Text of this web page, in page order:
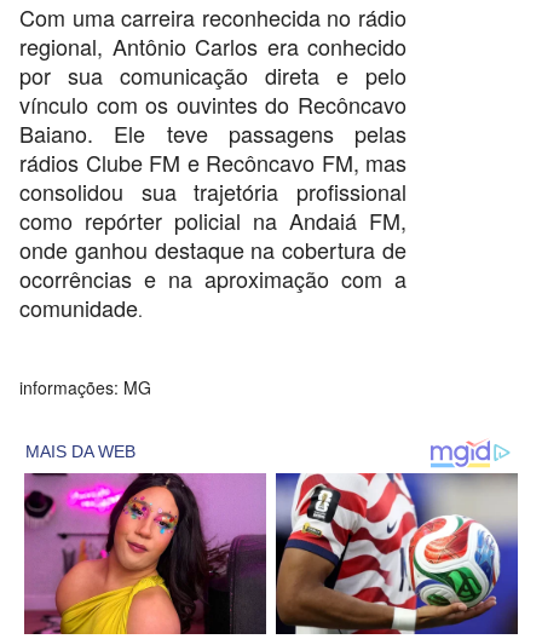
Com uma carreira reconhecida no rádio
regional, Antônio Carlos era conhecido
por sua comunicação direta e pelo
vínculo com os ouvintes do Recôncavo
Baiano. Ele teve passagens pelas
rádios Clube FM e Recôncavo FM, mas
consolidou sua trajetória profissional
como repórter policial na Andaiá FM,
onde ganhou destaque na cobertura de
ocorrências e na aproximação com a
comunidade.
informações: MG